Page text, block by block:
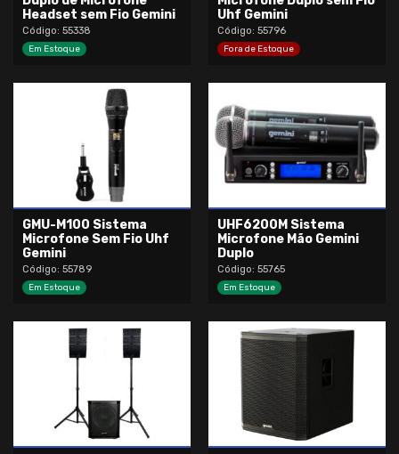
Headset sem Fio Gemini
Código: 55338
Em Estoque
Uhf Gemini
Código: 55796
Fora de Estoque
GMU-M100 Sistema
Microfone Sem Fio Uhf
Gemini
Código: 55789
Em Estoque
UHF6200M Sistema
Microfone Mão Gemini
Duplo
Código: 55765
Em Estoque